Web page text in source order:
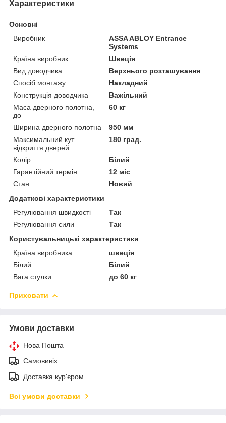
Характеристики
Основні
Виробник
ASSA ABLOY Entrance
Systems
Країна виробник
Швеція
Вид доводчика
Верхнього розташування
Спосіб монтажу
Накладний
Конструкція доводчика
Важільний
Маса дверного полотна,
до
60 кг
Ширина дверного полотна
950 мм
Максимальний кут
відкриття дверей
180 град.
Колір
Білий
Гарантійний термін
12 міс
Стан
Новий
Додаткові характеристики
Регулювання швидкості
Так
Регулювання сили
Так
Користувальницькі характеристики
Країна виробника
швеція
Білий
Білий
Вага стулки
до 60 кг
Приховати
Умови доставки
Нова Пошта
Самовивіз
Доставка кур'єром
Всі умови доставки